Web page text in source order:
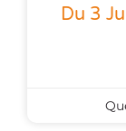
Du 3